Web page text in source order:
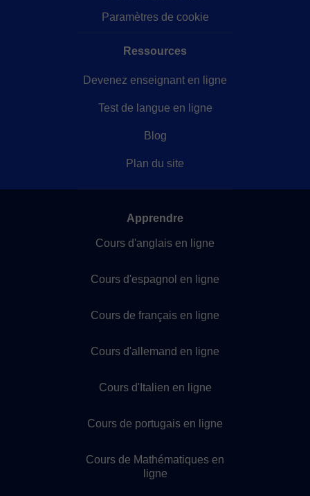
Paramètres de cookie
Ressources
Devenez enseignant en ligne
Test de langue en ligne
Blog
Plan du site
Apprendre
Cours d'anglais en ligne
Cours d'espagnol en ligne
Cours de français en ligne
Cours d'allemand en ligne
Cours d'Italien en ligne
Cours de portugais en ligne
Cours de Mathématiques en
ligne